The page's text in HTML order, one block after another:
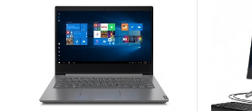
Win10
24
DW10P